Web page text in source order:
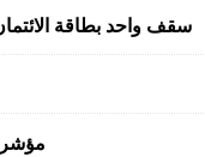
سقف واحد بطاقة
مؤشر